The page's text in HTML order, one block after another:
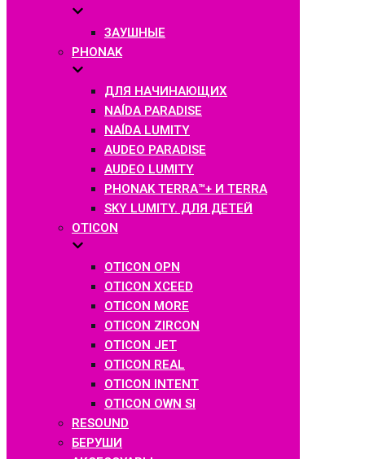
ЗАУШНЫЕ
PHONAK
ДЛЯ НАЧИНАЮЩИХ
NAÍDA PARADISE
NAÍDA LUMITY
AUDEO PARADISE
AUDEO LUMITY
PHONAK TERRA™+ И TERRA
SKY LUMITY. ДЛЯ ДЕТЕЙ
OTICON
OTICON OPN
OTICON XCEED
OTICON MORE
OTICON ZIRCON
OTICON JET
OTICON REAL
OTICON INTENT
OTICON OWN SI
RESOUND
БЕРУШИ